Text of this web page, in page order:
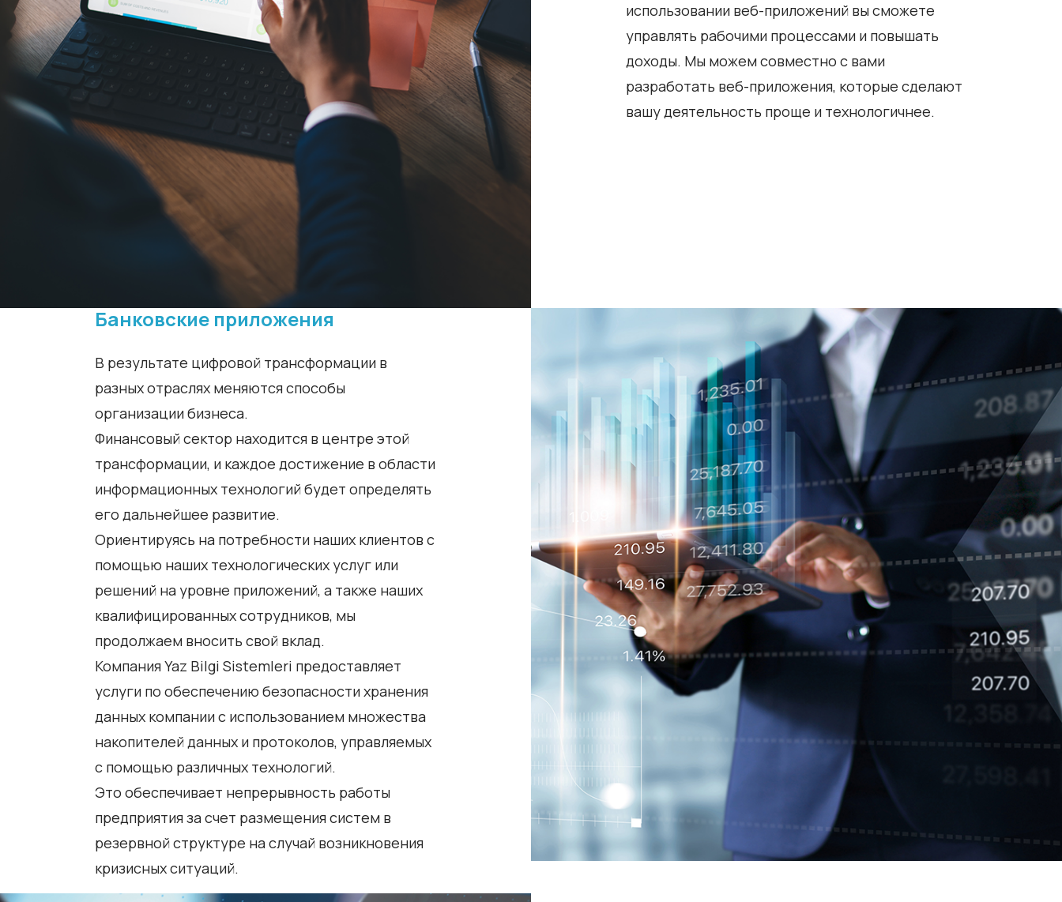
использовании веб-приложений вы сможете
управлять рабочими процессами и повышать
доходы. Мы можем совместно с вами
разработать веб-приложения, которые сделают
вашу деятельность проще и технологичнее.
Банковские приложения
В результате цифровой трансформации в
разных отраслях меняются способы
организации бизнеса.
Финансовый сектор находится в центре этой
трансформации, и каждое достижение в области
информационных технологий будет определять
его дальнейшее развитие.
Ориентируясь на потребности наших клиентов с
помощью наших технологических услуг или
решений на уровне приложений, а также наших
квалифицированных сотрудников, мы
продолжаем вносить свой вклад.
Компания Yaz Bilgi Sistemleri предоставляет
услуги по обеспечению безопасности хранения
данных компании с использованием множества
накопителей данных и протоколов, управляемых
с помощью различных технологий.
Это обеспечивает непрерывность работы
предприятия за счет размещения систем в
резервной структуре на случай возникновения
кризисных ситуаций.